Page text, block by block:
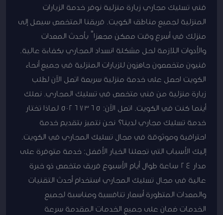
فني تسليك مجاري زيارة منزلية نوفر خدمة الزيارات
المنزلية لجميع مناطق الكويت. فريقنا المتخصص سيصل إلى
منزلك في أسرع وقت ممكن مجهزاً بأحدث المعدات
والأدوات اللازمة لحل مشكلة انسداد المجاري بكفاءة عالية.
فنيون متخصصون جاهزون للزيارات المنزلية في جميع أنحاء
الكويت احصل على خدمة منزلية سريعة اتصل الآن لطلب
زيارة منزلية من فني متخصص في تسليك المجاري. نصلك
أينما كنت في الكويت. اتصل الآن: 50267365 لماذا تختار
خدمة تسليك مجاري لدينا؟ نحن نتميز بتقديم خدمة
احترافية وموثوقة في مجال تسليك المجاري في الكويت.
إليك الأسباب التي تجعلنا الخيار الأفضل: خدمة متوفرة على
مدار 24 ساعة طوال أيام الأسبوع فريق متخصص ذو خبرة
عالية في مجال تسليك المجاري استخدام أحدث التقنيات
والمعدات المتطورة أسعار تنافسية ومناسبة لجميع
الخدمات ضمان على جميع الخدمات المقدمة سرعة